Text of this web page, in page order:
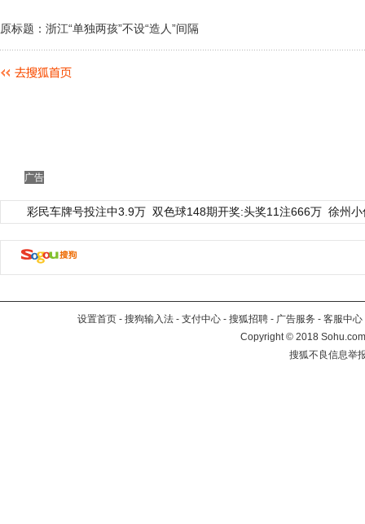
原标题：浙江“单独两孩”不设“造人”间隔
广告
彩民车牌号投注中3.9万 双色球148期开奖:头奖11注666万 徐州
设置首页 - 搜狗输入法 - 支付中心 - 搜狐招聘 - 广告服务 - 客服中心
Copyright©2018
搜狐不良信息举